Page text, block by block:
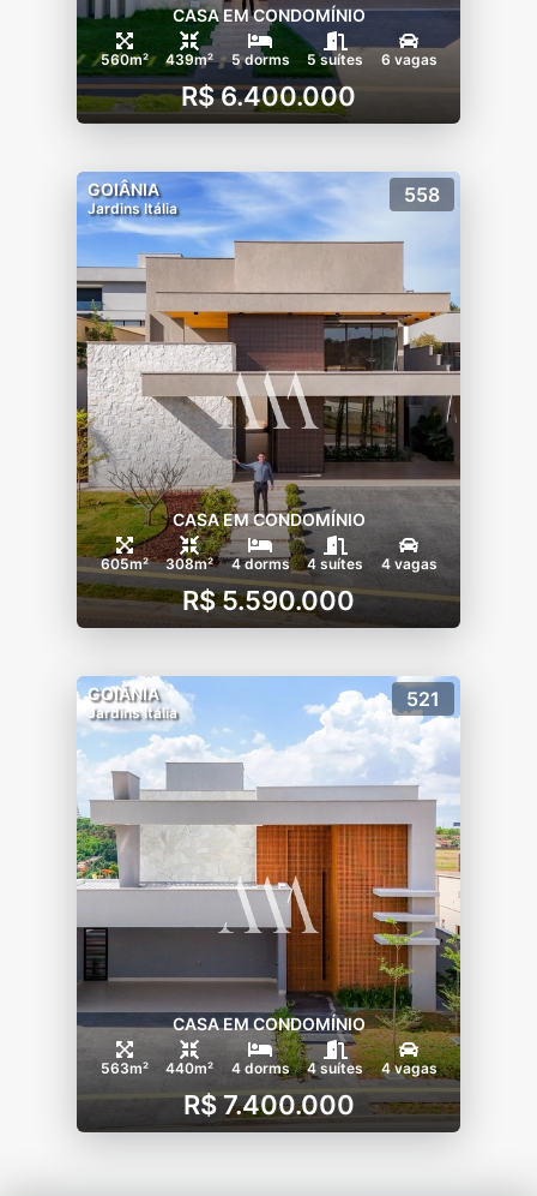
CASA EM CONDOMÍNIO
560m² 439m² 5 dorms 5 suítes 6 vagas
R$ 6.400.000
GOIÂNIA
Jardins Itália
558
CASA EM CONDOMÍNIO
605m² 308m² 4 dorms 4 suítes 4 vagas
R$ 5.590.000
GOIÂNIA
Jardins Itália
521
CASA EM CONDOMÍNIO
563m² 440m² 4 dorms 4 suítes 4 vagas
R$ 7.400.000